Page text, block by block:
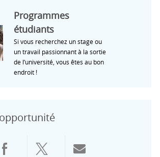
Programmes
étudiants
Si vous recherchez un stage ou
un travail passionnant à la sortie
de l’université, vous êtes au bon
endroit !